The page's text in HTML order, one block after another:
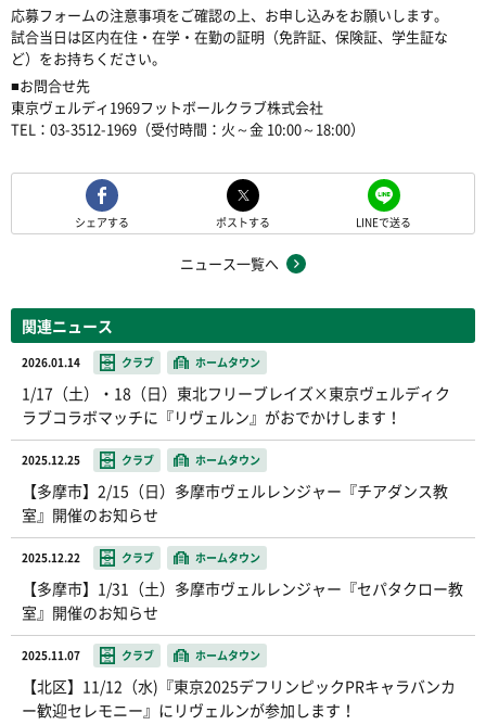
応募フォームの注意事項をご確認の上、お申し込みをお願いします。
試合当日は区内在住・在学・在勤の証明（免許証、保険証、学生証な
ど）をお持ちください。
■お問合せ先
東京ヴェルディ1969フットボールクラブ株式会社
TEL：03-3512-1969（受付時間：火～金 10:00～18:00）
シェアする ポストする LINEで送る
ニュース一覧へ
関連ニュース
2026.01.14 クラブ ホームタウン
1/17（土）・18（日）東北フリーブレイズ×東京ヴェルディク
ラブコラボマッチに『リヴェルン』がおでかけします！
2025.12.25 クラブ ホームタウン
【多摩市】2/15（日）多摩市ヴェルレンジャー『チアダンス教
室』開催のお知らせ
2025.12.22 クラブ ホームタウン
【多摩市】1/31（土）多摩市ヴェルレンジャー『セパタクロー教
室』開催のお知らせ
2025.11.07 クラブ ホームタウン
【北区】11/12（水)『東京2025デフリンピックPRキャラバンカ
ー歓迎セレモニー』にリヴェルンが参加します！